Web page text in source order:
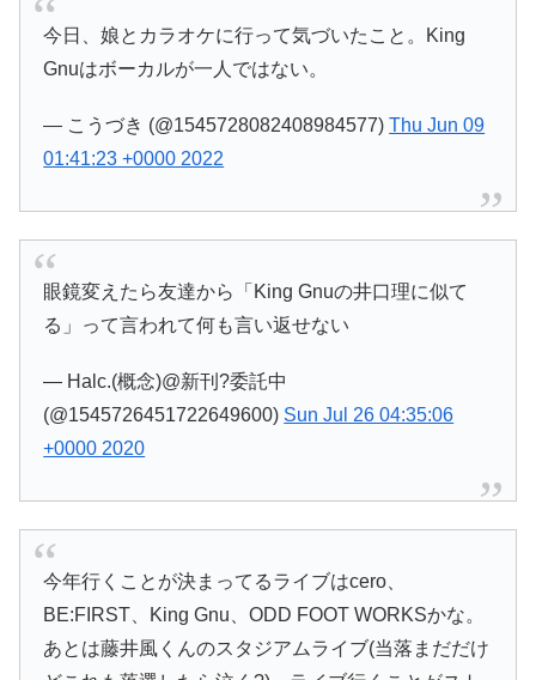
今日、娘とカラオケに行って気づいたこと。King
Gnuはボーカルが一人ではない。
— こうづき (@1545728082408984577)Thu Jun 09
01:41:23 +0000 2022
眼鏡変えたら友達から「King Gnuの井口理に似て
る」って言われて何も言い返せない
— Halc.(概念)@新刊?委託中
(@1545726451722649600) Sun Jul 26 04:35:06
+0000 2020
今年行くことが決まってるライブはcero、
BE:FIRST、King Gnu、ODD FOOT WORKSかな。
あとは藤井風くんのスタジアムライブ(当落まだだけ